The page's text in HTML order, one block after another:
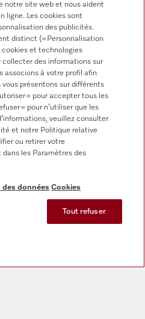
Onofri : on sait moins
fascinantes se cache
en Basse-Saxe.
d'un savoir-faire
des parfums et des
notre site web et nous aident
ligne. Les cookies sont
des publicités.
distinct (« Personnalisation
cookies et technologies
collecter des informations sur
associons à votre profil afin
vous présentons sur différents
» pour accepter tous les
» pour n’utiliser que les
veuillez consulter
et notre Politique relative
ou retirer votre
les Paramètres des
des données Cookies
Tout refuser